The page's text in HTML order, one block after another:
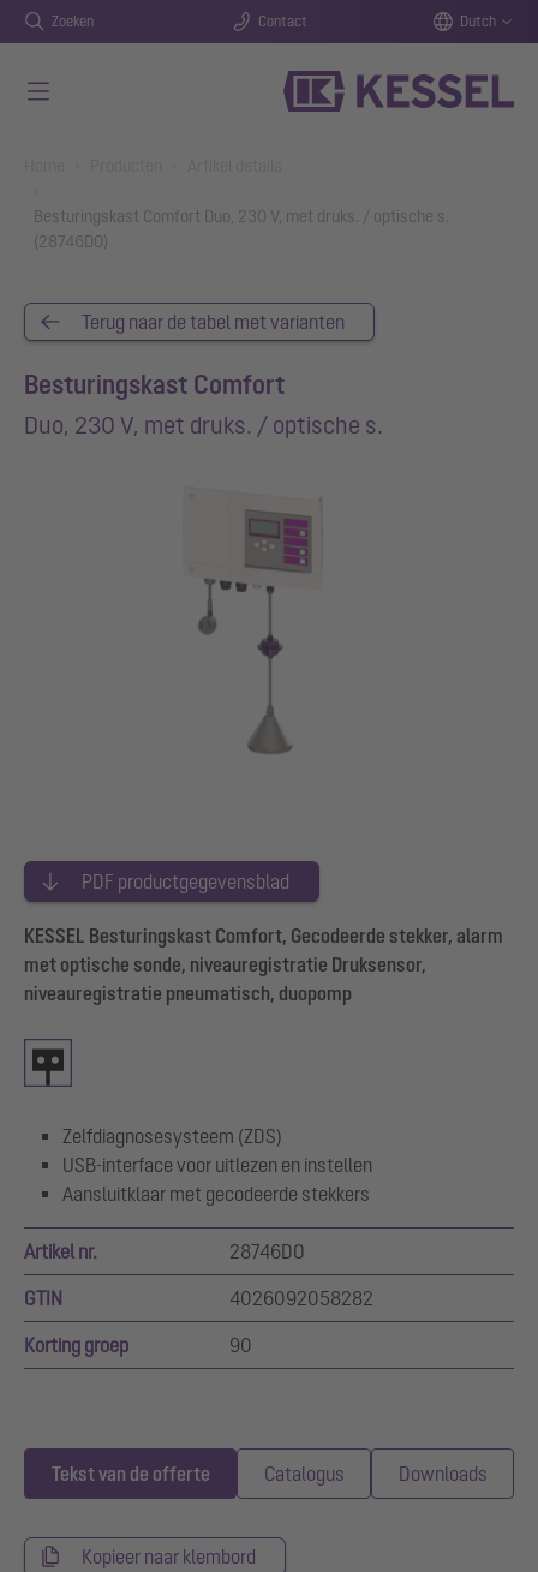
Zoeken Contact Dutch
Besturingskast Comfort Duo, 230 V, met druks. / optische s.
(28746DO)
Terug naar de tabel met varianten
Besturingskast Comfort
Duo, 230 V, met druks. / optische s.
PDF productgegevensblad
KESSEL Besturingskast Comfort, Gecodeerde stekker, alarm
met optische sonde, niveauregistratie Druksensor,
niveauregistratie pneumatisch, duopomp
Zelfdiagnosesysteem (ZDS)
USB-interface voor uitlezen en instellen
Aansluitklaar met gecodeerde stekkers
Artikel nr. 28746DO
GTIN 4026092058282
Korting groep 90
Tekst van de offerte Catalogus Downloads
Kopieer naar klembord